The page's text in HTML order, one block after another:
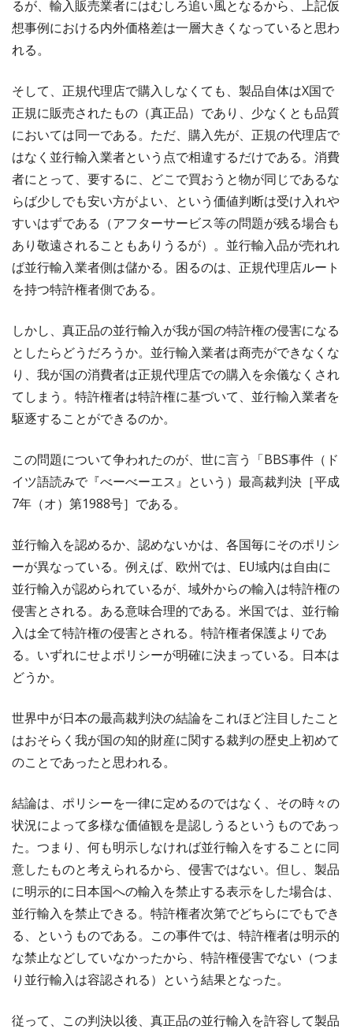
るが、輸入販売業者にはむしろ追い風となるから、上記仮
想事例における内外価格差は一層大きくなっていると思わ
れる。
そして、正規代理店で購入しなくても、製品自体はX国で
正規に販売されたもの（真正品）であり、少なくとも品質
においては同一である。ただ、購入先が、正規の代理店で
はなく並行輸入業者という点で相違するだけである。消費
者にとって、要するに、どこで買おうと物が同じであるな
らば少しでも安い方がよい、という価値判断は受け入れや
すいはずである（アフターサービス等の問題が残る場合も
あり敬遠されることもありうるが）。並行輸入品が売れれ
ば並行輸入業者側は儲かる。困るのは、正規代理店ルート
を持つ特許権者側である。
しかし、真正品の並行輸入が我が国の特許権の侵害になる
としたらどうだろうか。並行輸入業者は商売ができなくな
り、我が国の消費者は正規代理店での購入を余儀なくされ
てしまう。特許権者は特許権に基づいて、並行輸入業者を
駆逐することができるのか。
この問題について争われたのが、世に言う「BBS事件（ド
イツ語読みで『べーべーエス』という）最高裁判決［平成
7年（オ）第1988号］である。
並行輸入を認めるか、認めないかは、各国毎にそのポリシ
ーが異なっている。例えば、欧州では、EU域内は自由に
並行輸入が認められているが、域外からの輸入は特許権の
侵害とされる。ある意味合理的である。米国では、並行輸
入は全て特許権の侵害とされる。特許権者保護よりであ
る。いずれにせよポリシーが明確に決まっている。日本は
どうか。
世界中が日本の最高裁判決の結論をこれほど注目したこと
はおそらく我が国の知的財産に関する裁判の歴史上初めて
のことであったと思われる。
結論は、ポリシーを一律に定めるのではなく、その時々の
状況によって多様な価値観を是認しうるというものであっ
た。つまり、何も明示しなければ並行輸入をすることに同
意したものと考えられるから、侵害ではない。但し、製品
に明示的に日本国への輸入を禁止する表示をした場合は、
並行輸入を禁止できる。特許権者次第でどちらにでもでき
る、というものである。この事件では、特許権者は明示的
な禁止などしていなかったから、特許権侵害でない（つま
り並行輸入は容認される）という結果となった。
従って、この判決以後、真正品の並行輸入を許容して製品